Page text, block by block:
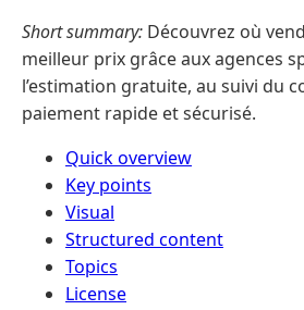
Short summary: Découvrez où
meilleur prix grâce aux agences
l’estimation gratuite, au suivi du
paiement rapide et sécurisé.
Quick overview
Key points
Visual
Structured content
Topics
License